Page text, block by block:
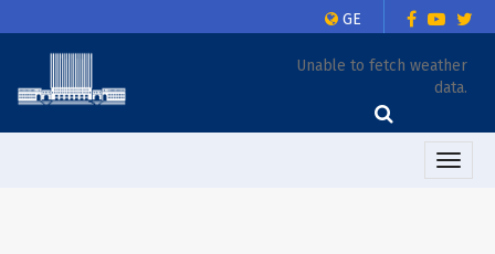
GE
Unable to fetch weather
data.
Toggle